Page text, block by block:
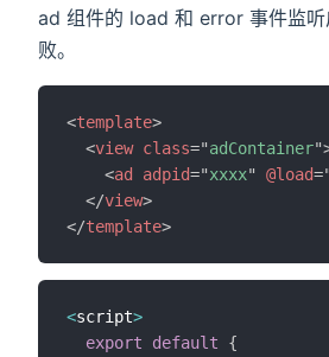
ad 组件的 load 和 error 事件监听
败。
<template>
<view class="adContainer"
<ad adpid="xxxx" @load="
</view>
</template>
<script>
export
default
{